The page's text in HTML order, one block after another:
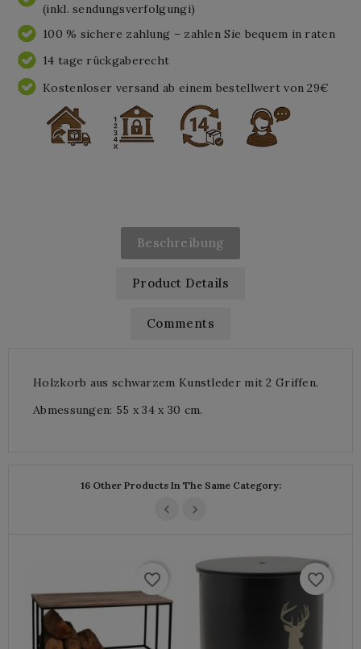
(inkl. sendungsverfolgungi)
100 % sichere zahlung – zahlen Sie bequem in raten
14 tage rückgaberecht
Kostenloser versand ab einem bestellwert von 29€
Beschreibung
Product Details
Comments
Holzkorb aus schwarzem Kunstleder mit 2 Griffen.
Abmessungen: 55 x 34 x 30 cm.
16 Other Products In The Same Category:
favorite_border favorite_border